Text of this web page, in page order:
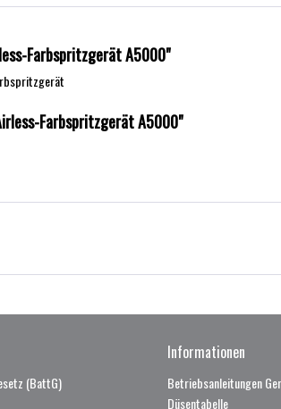
Farbspritzgerät A5000"
Farbspritzgerät A5000"
(BattG)
Informationen
Betriebsanleitungen
Düsentabelle